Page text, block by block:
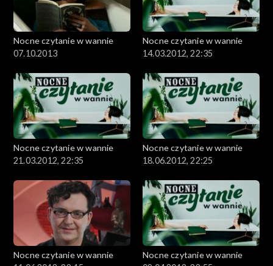
Nocne czytanie w wannie
07.10.2013
Nocne czytanie w wannie
14.03.2012, 22:35
Nocne czytanie w wannie
21.03.2012, 22:35
Nocne czytanie w wannie
18.06.2012, 22:25
Nocne czytanie w wannie
Nocne czytanie w wannie